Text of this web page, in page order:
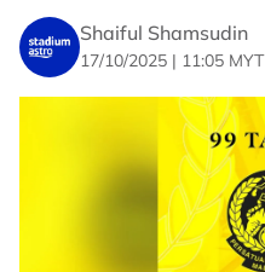
Shaiful Shamsudin
17/10/2025 | 11:05 MYT